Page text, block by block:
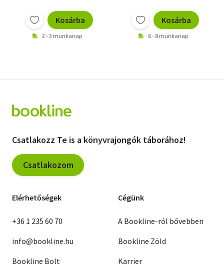
Kosárba
2 - 3 munkanap
Kosárba
6 - 8 munkanap
Csatlakozz Te is a könyvrajongók táborához!
Csatlakozom
Elérhetőségek
+36 1 235 60 70
info@bookline.hu
Bookline Bolt
Cégünk
A Bookline-ról bővebben
Bookline Zöld
Karrier